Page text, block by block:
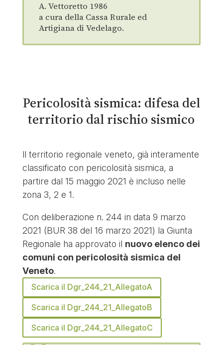
A. Vettoretto 1986
a cura della Cassa Rurale ed
Artigiana di Vedelago.
Pericolosità sismica: difesa del
territorio dal rischio sismico
ll territorio regionale veneto, già interamente
classificato con pericolosità sismica, a
partire dal 15 maggio 2021 è incluso nelle
zona 3, 2 e 1.
Con deliberazione n. 244 in data 9 marzo
2021 (BUR 38 del 16 marzo 2021) la Giunta
Regionale ha approvato il nuovo elenco dei
comuni con pericolosità sismica del
Veneto.
Scarica il Dgr_244_21_AllegatoA
Scarica il Dgr_244_21_AllegatoB
Scarica il Dgr_244_21_AllegatoC